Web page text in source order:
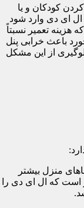
کودکان و یا
ال ای دی وارد شود
هزینه تعمیر نسبتاً
باعث خرابی پنل
از این مشکل
منزل بیشتر
است که ال ای دی را